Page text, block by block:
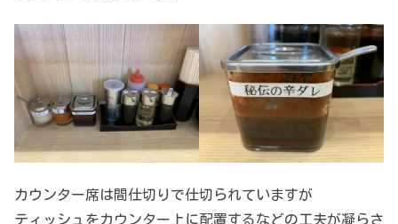
カウンター席は間仕切りで仕切られていますが
ティッシュをカウンター上に配置するなどの工夫が凝らさ